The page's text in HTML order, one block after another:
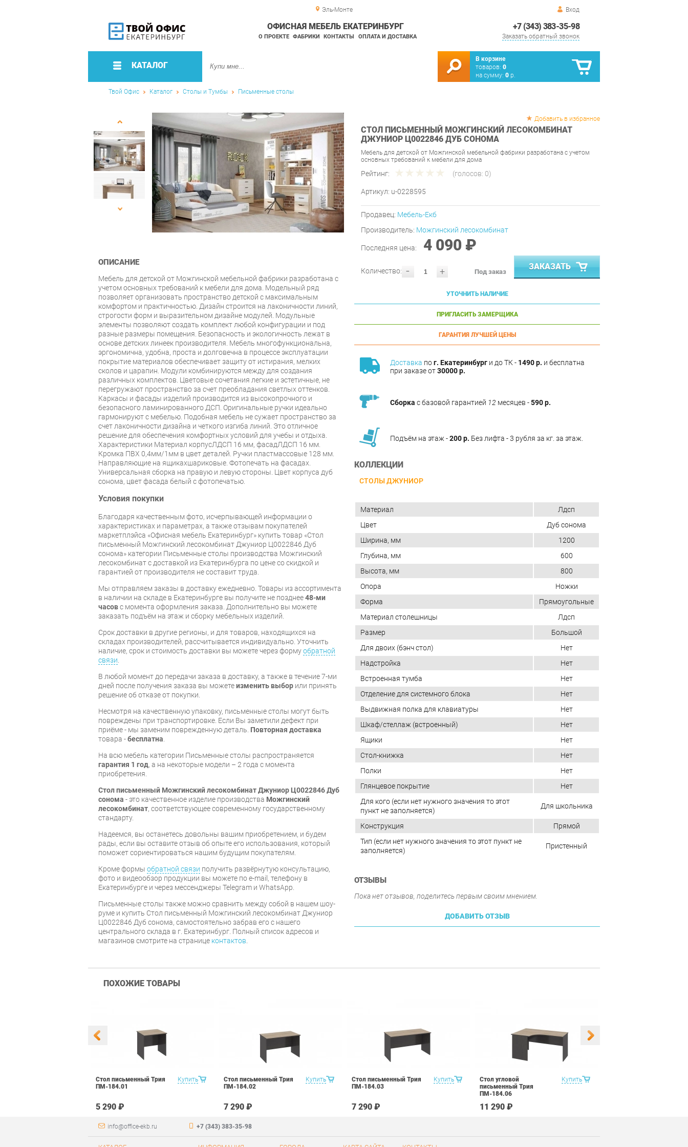
Эль-Монте Вход
+7 (343) 383-35-98
Заказать обратный звонок
ОФИСНАЯ МЕБЕЛЬ ЕКАТЕРИНБУРГ
О ПРОЕКТЕ ФАБРИКИ КОНТАКТЫ ОПЛАТА И ДОСТАВКА
КАТАЛОГ
В корзине
товаров: 0
на сумму: 0 р.
Твой Офис Каталог Столы и Тумбы Письменные столы
Добавить в избранное
СТОЛ ПИСЬМЕННЫЙ МОЖГИНСКИЙ ЛЕСОКОМБИНАТ
ДЖУНИОР Ц0022846 ДУБ СОНОМА
Мебель для детской от Можгинской мебельной фабрики разработана с учетом
основных требований к мебели для дома
Рейтинг: (голосов: 0)
Артикул: u-0228595
Продавец: Мебель-Екб
Производитель: Можгинский лесокомбинат
Последняя цена: 4 090 ₽
- +
Количество: Под заказ
ЗАКАЗАТЬ
УТОЧНИТЬ НАЛИЧИЕ
ПРИГЛАСИТЬ ЗАМЕРЩИКА
ГАРАНТИЯ ЛУЧШЕЙ ЦЕНЫ
Доставка пог. Екатеринбург и до ТК - 1490 р. и бесплатна
при заказе от30000 р.
Сборка с базовой гарантией 12 месяцев -590 р.
Подъём на этаж -200 р. Без лифта - 3 рубля за кг. за этаж.
КОЛЛЕКЦИИ
СТОЛЫ ДЖУНИОР
ОПИСАНИЕ
Мебель для детской от Можгинской мебельной фабрики разработана с
учетом основных требований к мебели для дома. Модельный ряд
позволяет организовать пространство детской с максимальным
комфортом и практичностью. Дизайн строится на лаконичности линий,
строгости форм и выразительном дизайне модулей. Модульные
элементы позволяют создать комплект любой конфигурации и под
разные размеры помещения. Безопасность и экологичность лежат в
основе детских линеек производителя. Мебель многофункциональна,
эргономична, удобна, проста и долговечна в процессе эксплуатации
покрытие материалов обеспечивает защиту от истирания, мелких
сколов и царапин. Модули комбинируются между для создания
различных комплектов. Цветовые сочетания легкие и эстетичные, не
перегружают пространство за счет преобладания светлых оттенков.
Каркасы и фасады изделий производится из высокопрочного и
безопасного ламинированного ДСП. Оригинальные ручки идеально
гармонируют с мебелью. Подобная мебель не сужает пространство за
счет лаконичности дизайна и четкого изгиба линий. Это отличное
решение для обеспечения комфортных условий для учебы и отдыха.
Характеристики Материал корпусЛДСП 16 мм, фасадЛДСП 16 мм.
Кромка ПВХ 0,4мм/1мм в цвет деталей. Ручки пластмассовые 128 мм.
Направляющие на ящикахшариковые. Фотопечать на фасадах.
Универсальная сборка на правую и левую стороны. Цвет корпуса дуб
сонома, цвет фасада белый с фотопечатью.
Условия покупки
Благодаря качественным фото, исчерпывающей информации о
характеристиках и параметрах, а также отзывам покупателей
маркетплэйса «Офисная мебель Екатеринбург» купить товар «Стол
письменный Можгинский лесокомбинат Джуниор Ц0022846 Дуб
сонома» категории Письменные столы производства Можгинский
лесокомбинат с доставкой из Екатеринбурга по цене со скидкой и
гарантией от производителя не составит труда.
Мы отправляем заказы в доставку ежедневно. Товары из ассортимента
в наличии на складе в Екатеринбурге вы получите не позднее48-ми
часовс момента оформления заказа. Дополнительно вы можете
заказать подъём на этаж и сборку мебельных изделий.
Срок доставки в другие регионы, и для товаров, находящихся на
складах производителей, рассчитывается индивидуально. Уточнить
наличие, срок и стоимость доставки вы можете через формуобратной
связи
В любой момент до передачи заказа в доставку, а также в течение 7-ми
дней после получения заказа вы можетеизменить выбор или принять
решение об отказе от покупки.
Несмотря на качественную упаковку, письменные столы могут быть
повреждены при транспортировке. Если Вы заметили дефект при
приёме - мы заменим поврежденную деталь. Повторная доставка
товара -бесплатна
На всю мебель категории Письменные столы распространяется
гарантия 1 год, а на некоторые модели – 2 года с момента
приобретения.
Стол письменный Можгинский лесокомбинат Джуниор Ц0022846 Дуб
сонома - это качественное изделие производства Можгинский
лесокомбинат, соответствующее современному государственному
стандарту.
Надеемся, вы останетесь довольны вашим приобретением, и будем
рады, если вы оставите отзыв об опыте его использования, который
поможет сориентироваться нашим будущим покупателям.
Кроме формы обратной связи получить развёрнутую консультацию,
фото и видеообзор продукции вы можете по e-mail, телефону в
Екатеринбурге и через мессенджеры Telegram и WhatsApp.
Письменные столы также можно сравнить между собой в нашем шоу-
руме и купить Стол письменный Можгинский лесокомбинат Джуниор
Ц0022846 Дуб сонома, самостоятельно забрав его с нашего
центрального склада в г. Екатеринбург. Полный список адресов и
магазинов смотрите на странице контактов
Материал
Лдсп
Цвет
Дуб сонома
Ширина, мм
1200
Глубина, мм
600
Высота, мм
800
Опора
Ножки
Форма
Прямоугольные
Материал столешницы
Лдсп
Размер
Большой
Для двоих (бэнч стол)
Нет
Надстройка
Нет
Встроенная тумба
Нет
Отделение для системного блока
Нет
Выдвижная полка для клавиатуры
Нет
Шкаф/стеллаж (встроенный)
Нет
Ящики
Нет
Стол-книжка
Нет
Полки
Нет
Глянцевое покрытие
Нет
Для кого (если нет нужного значения то этот
пункт не заполняется)
Для школьника
Конструкция
Прямой
Тип (если нет нужного значения то этот пункт не
заполняется)
Пристенный
ОТЗЫВЫ
Пока нет отзывов, поделитесь первым своим мнением.
ДОБАВИТЬ ОТЗЫВ
ПОХОЖИЕ ТОВАРЫ
Купить
Стол письменный Трия
ПМ-184.01
5 290 ₽
Купить
Стол письменный Трия
ПМ-184.02
7 290 ₽
Купить
Стол письменный Трия
ПМ-184.03
7 290 ₽
Купить
Стол угловой
письменный Трия
ПМ-184.06
11 290 ₽
info@office-ekb.ru +7 (343) 383-35-98